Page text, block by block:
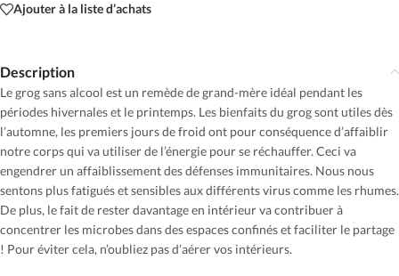
Ajouter à la liste d’achats
Description
Le grog sans alcool est un remède de grand-mère idéal pendant les
périodes hivernales et le printemps. Les bienfaits du grog sont utiles dès
l’automne, les premiers jours de froid ont pour conséquence d’affaiblir
notre corps qui va utiliser de l’énergie pour se réchauffer. Ceci va
engendrer un affaiblissement des défenses immunitaires. Nous nous
sentons plus fatigués et sensibles aux différents virus comme les rhumes.
De plus, le fait de rester davantage en intérieur va contribuer à
concentrer les microbes dans des espaces confinés et faciliter le partage
! Pour éviter cela, n’oubliez pas d’aérer vos intérieurs.